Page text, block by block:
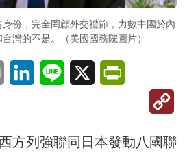
份，完全罔顧外交禮節，力數中國於內
灣的不是。（美國國務院圖片）
Email LinkedInLine X
方列強聯同日本發動八國聯